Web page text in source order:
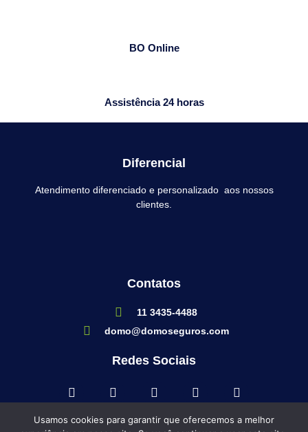
BO Online
Assistência 24 horas
Diferencial
Atendimento diferenciado e personalizado aos nossos
clientes.
Contatos
11 3435-4488
domo@domoseguros.com
Redes Sociais
Usamos cookies para garantir que oferecemos a melhor